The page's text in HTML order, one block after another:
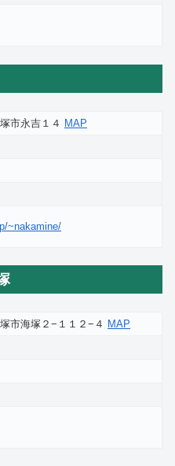
市永吉１４ MAP
~nakamine/
市海塚２−１１２−４ MAP